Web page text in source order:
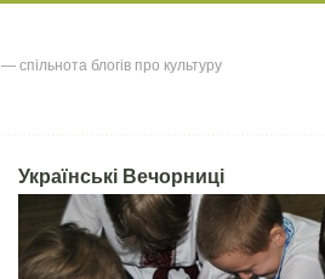
— спільнота блогів про культуру
Українські Вечорниці